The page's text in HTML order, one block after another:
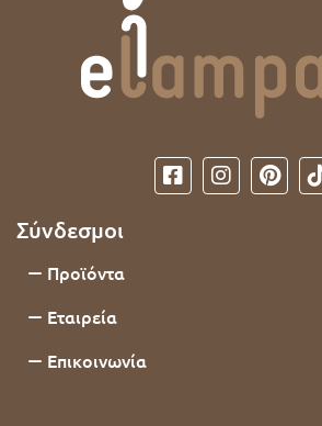
Σύνδεσμοι
Προϊόντα
Εταιρεία
Επικοινωνία